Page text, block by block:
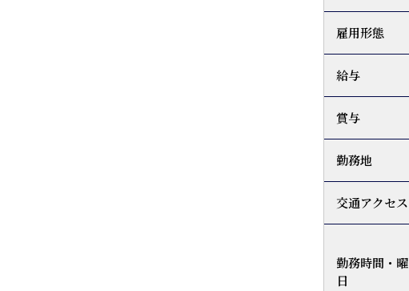
雇用形態
給与
賞与
勤務地
交通アクセス
勤務時間・曜
日